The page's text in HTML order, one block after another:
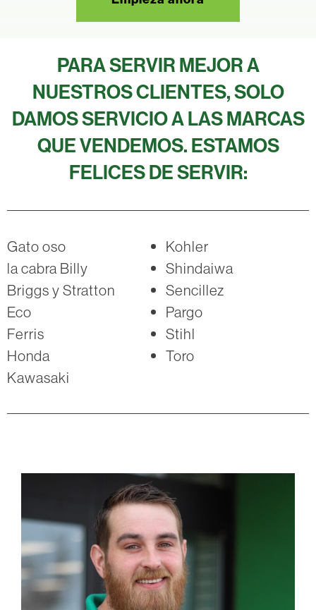
PARA SERVIR MEJOR A
NUESTROS CLIENTES, SOLO
DAMOS SERVICIO A LAS MARCAS
QUE VENDEMOS. ESTAMOS
FELICES DE SERVIR:
Gato oso
la cabra Billy
Briggs y Stratton
Eco
Ferris
Honda
Kawasaki
Kohler
Shindaiwa
Sencillez
Pargo
Stihl
Toro